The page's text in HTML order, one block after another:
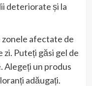
deteriorate și la
zonele afectate de
Puteți găsi gel de
Alegeți un produs
adăugați.